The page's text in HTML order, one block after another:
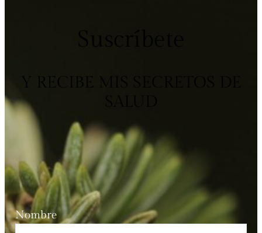
Nombre